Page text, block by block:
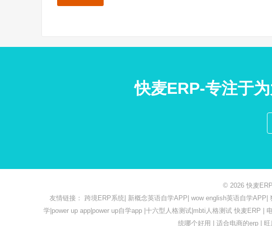
快麦ERP-专注于
© 2026 快麦
友情链接： 跨境ERP系统| 新概念英语自学APP| wow english英语自学APP|
学|power up app|power up自学app|十六型人格测试|mbti人格测试 快麦ERP |
统哪个好用 | 适合电商的erp|